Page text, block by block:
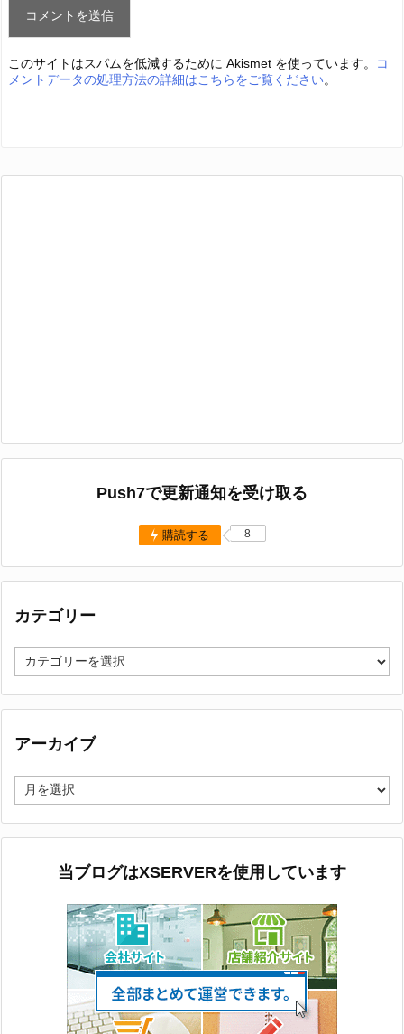
このサイトはスパムを低減するために Akismet を使っています。
コ
メントデータの処理方法の詳細はこちらをご覧ください。
Push7で更新通知を受け取る
購読する 8
カテゴリー
テ
アーカイブ
ー
当ブログはXSERVERを使用しています